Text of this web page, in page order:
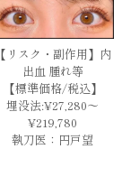
【リスク・副作用】内
出血 腫れ等
【標準価格/税込】
埋没法:¥27,280～
¥219,780
執刀医：円戸望